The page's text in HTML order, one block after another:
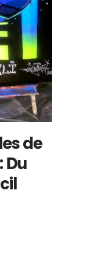
de
Du